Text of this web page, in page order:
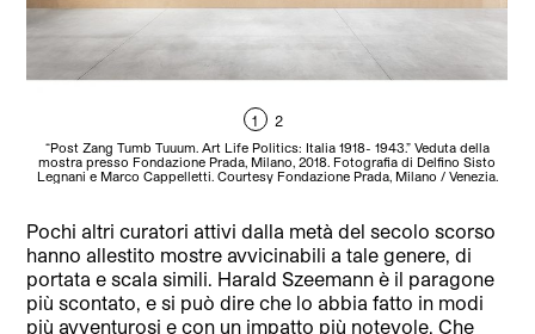
1 2
“Post Zang Tumb Tuuum. Art Life Politics: Italia 1918- 1943.” Veduta della
mostra presso Fondazione Prada, Milano, 2018. Fotografia di Delfino Sisto
Legnani e Marco Cappelletti. Courtesy Fondazione Prada, Milano / Venezia.
Pochi altri curatori attivi dalla metà del secolo scorso
hanno allestito mostre avvicinabili a tale genere, di
portata e scala simili. Harald Szeemann è il paragone
più scontato, e si può dire che lo abbia fatto in modi
più avventurosi e con un impatto più notevole. Che